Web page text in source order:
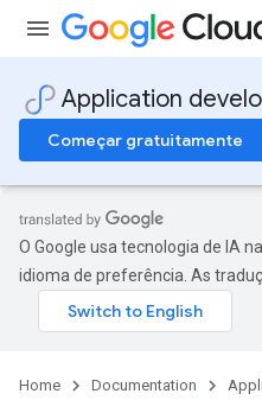
Application
Começar gratuitamente
O Google usa tecnologia de IA
idioma de preferência. As
Home Documentation